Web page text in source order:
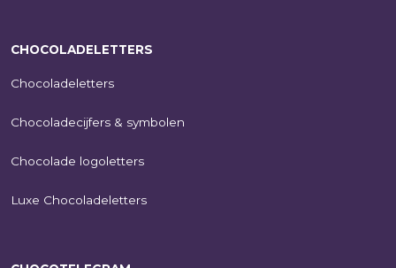
CHOCOLADELETTERS
Chocoladeletters
Chocoladecijfers & symbolen
Chocolade logoletters
Luxe Chocoladeletters